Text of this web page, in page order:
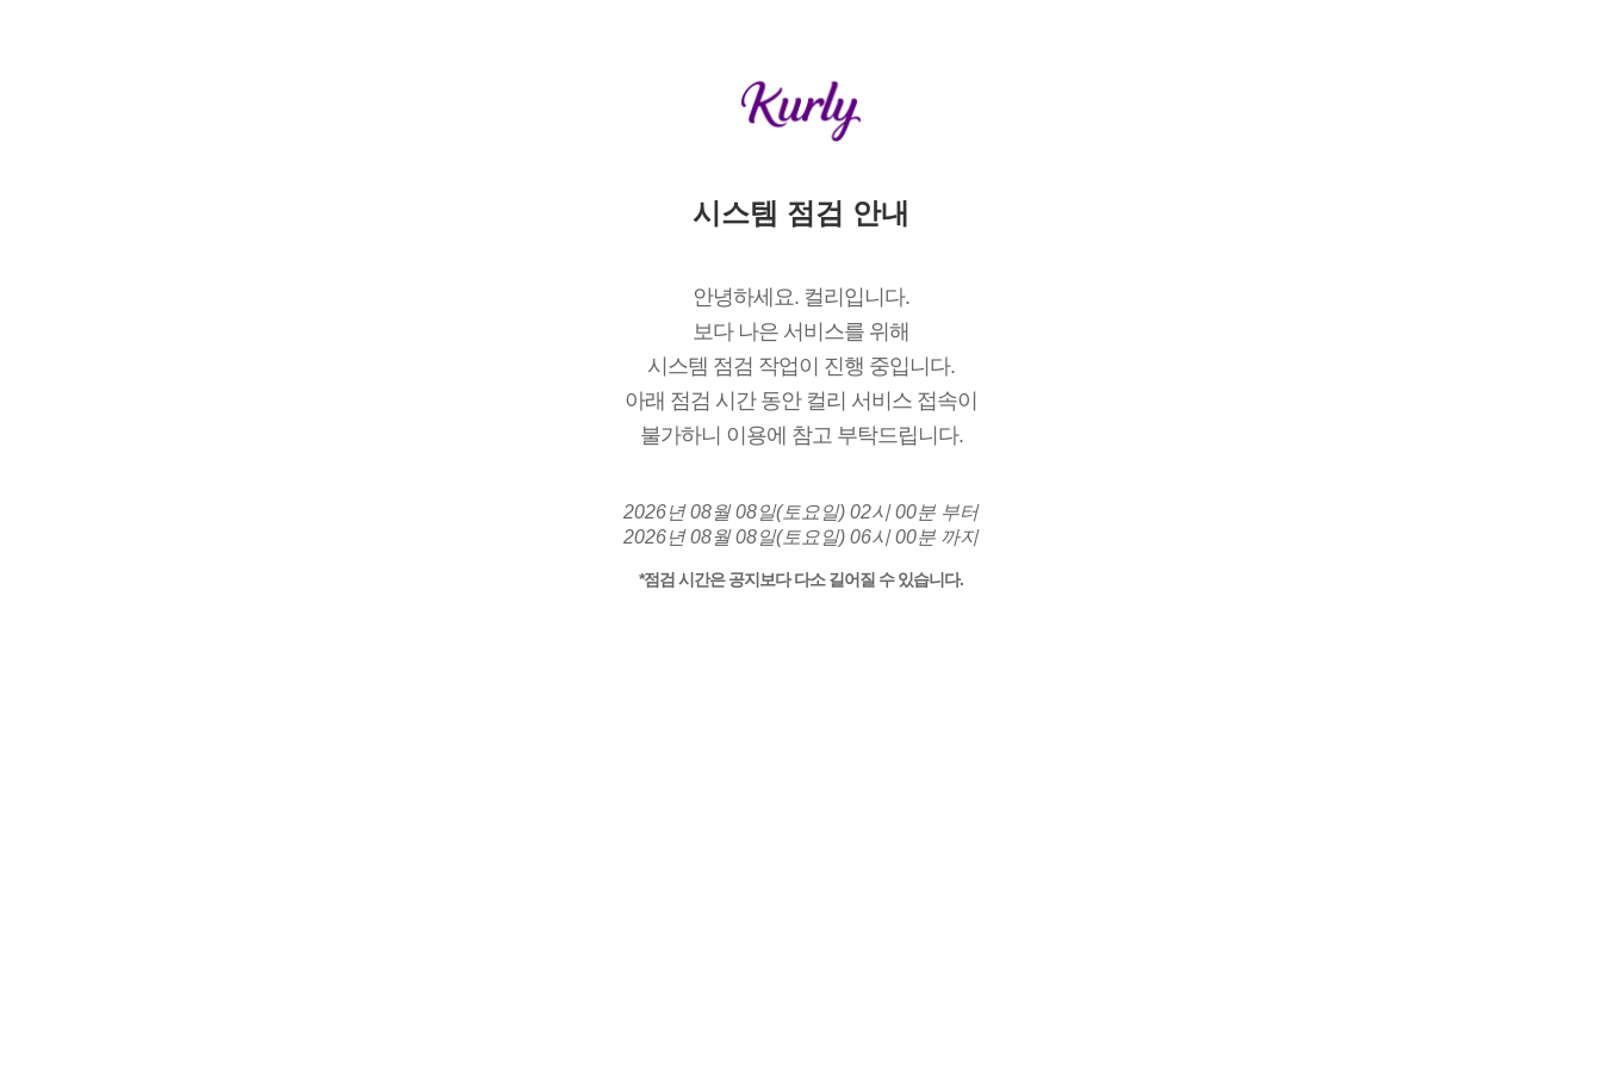
시스템 점검 안내
안녕하세요. 컬리입니다.
보다 나은 서비스를 위해
시스템 점검 작업이 진행 중입니다.
아래 점검 시간 동안 컬리 서비스 접속이
불가하니 이용에 참고 부탁드립니다.
2026년 08월 08일(토요일) 02시 00분 부터
2026년 08월 08일(토요일) 06시 00분 까지
*점검 시간은 공지보다 다소 길어질 수 있습니다.